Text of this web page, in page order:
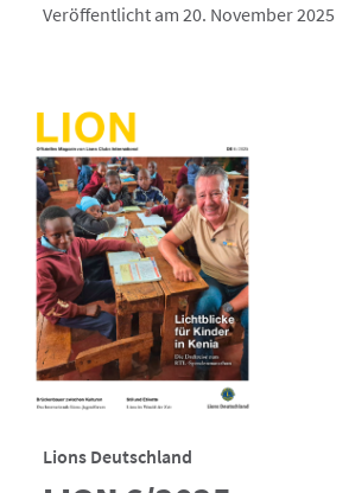
Veröffentlicht am 20. November 2025
Lions Deutschland